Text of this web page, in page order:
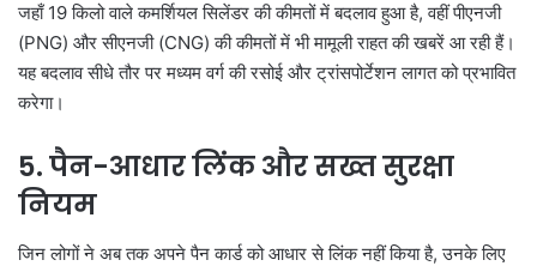
जहाँ 19 किलो वाले कमर्शियल सिलेंडर की कीमतों में बदलाव हुआ है, वहीं पीएनजी
(PNG) और सीएनजी (CNG) की कीमतों में भी मामूली राहत की खबरें आ रही हैं।
यह बदलाव सीधे तौर पर मध्यम वर्ग की रसोई और ट्रांसपोर्टेशन लागत को प्रभावित
करेगा।
5. पैन-आधार लिंक और सख्त सुरक्षा
नियम
जिन लोगों ने अब तक अपने पैन कार्ड को आधार से लिंक नहीं किया है, उनके लिए